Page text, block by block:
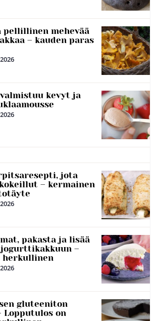
pellillinen mehevää
– kauden paras
kevyt ja
jota
– kermainen
pakasta ja lisää
–
herkullinen
gluteeniton
Lopputulos on